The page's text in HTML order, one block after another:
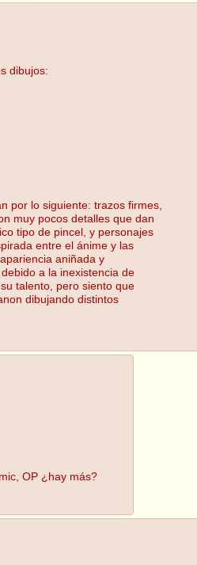
dibujos:
por lo siguiente: trazos firmes,
muy pocos detalles que dan
tipo de pincel, y personajes
entre el ánime y las
aniñada y
a la inexistencia de
talento, pero siento que
dibujando distintos
OP ¿hay más?